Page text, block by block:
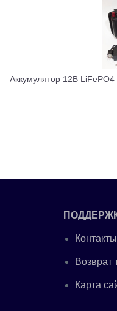
Аккумулятор 12В
Контакты
Возврат
Карта